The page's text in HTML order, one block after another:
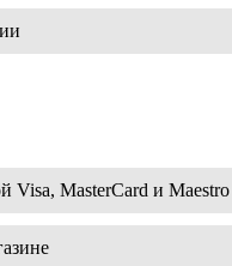
Visa, MasterCard и Maestro